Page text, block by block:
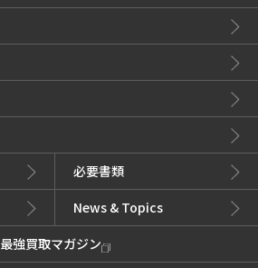
必要書類
News & Topics
最強買取マガジン